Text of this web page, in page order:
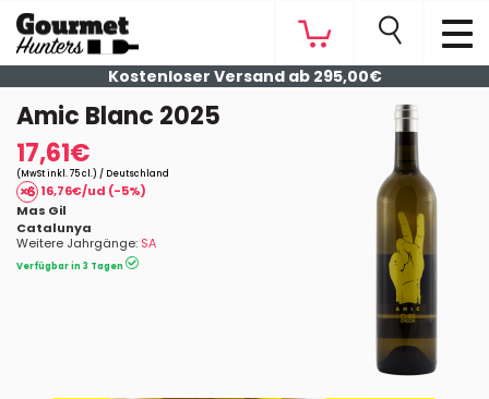
Kostenloser Versand ab 295,00€
Amic Blanc 2025
17,61€
(MwSt inkl. 75 cl.) / Deutschland
16,76€/ud (-5%)
Mas Gil
Catalunya
Weitere Jahrgänge: SA
Verfügbar in 3 Tagen